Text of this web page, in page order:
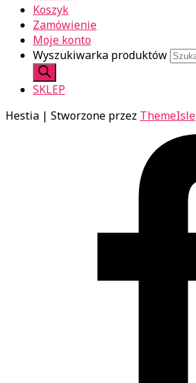
Koszyk
Zamówienie
Moje konto
Wyszukiwarka produktów
SKLEP
Hestia | Stworzone przez ThemeIsle